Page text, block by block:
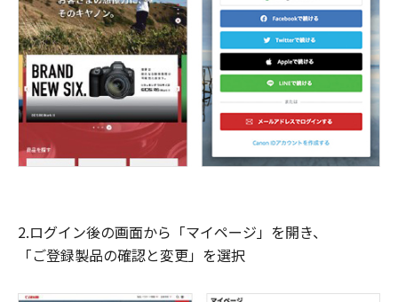
2.ログイン後の画面から「マイページ」を開き、
「ご登録製品の確認と変更」を選択